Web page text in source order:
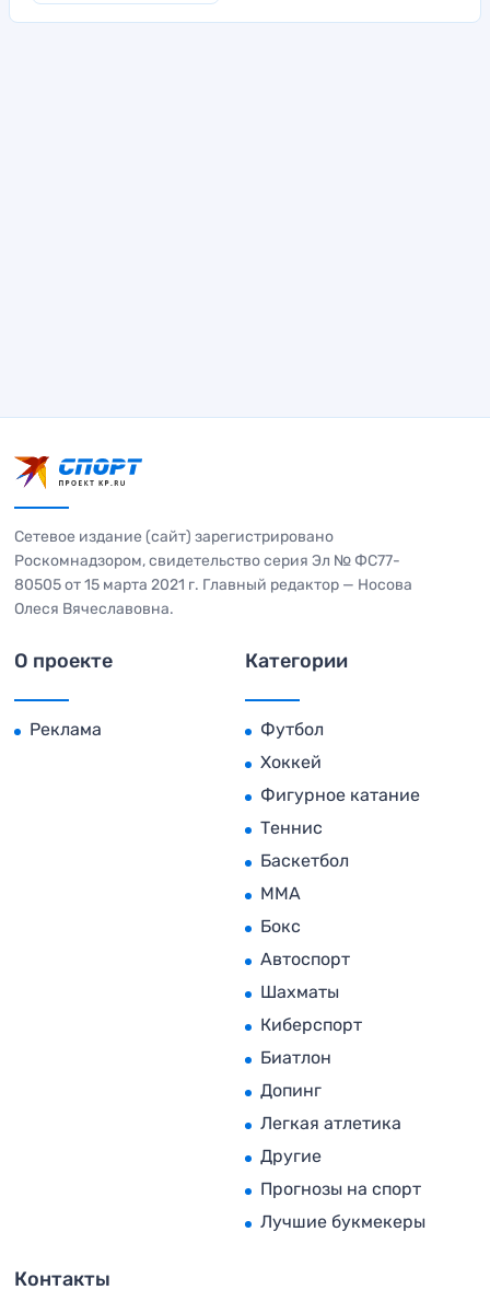
Сетевое издание (сайт) зарегистрировано
Роскомнадзором, свидетельство серия Эл № ФС77-
80505 от 15 марта 2021 г. Главный редактор — Носова
Олеся Вячеславовна.
О проекте
Реклама
Категории
Футбол
Хоккей
Фигурное катание
Теннис
Баскетбол
MMA
Бокс
Автоспорт
Шахматы
Киберспорт
Биатлон
Допинг
Легкая атлетика
Другие
Прогнозы на спорт
Лучшие букмекеры
Контакты